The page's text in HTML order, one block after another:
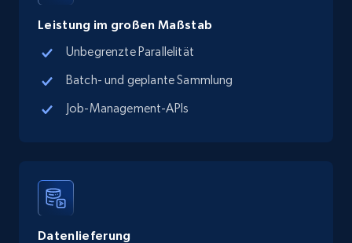
Leistung im großen Maßstab
Unbegrenzte Parallelität
Batch- und geplante Sammlung
Job-Management-APIs
Datenlieferung